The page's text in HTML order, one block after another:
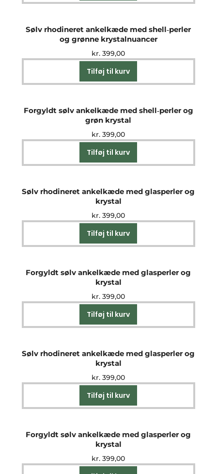
Sølv rhodineret ankelkæde med shell‑perler
og grønne krystalnuancer
kr. 399,00
Tilføj til kurv
Forgyldt sølv ankelkæde med shell‑perler og
grøn krystal
kr. 399,00
Tilføj til kurv
Sølv rhodineret ankelkæde med glasperler og
krystal
kr. 399,00
Tilføj til kurv
Forgyldt sølv ankelkæde med glasperler og
krystal
kr. 399,00
Tilføj til kurv
Sølv rhodineret ankelkæde med glasperler og
krystal
kr. 399,00
Tilføj til kurv
Forgyldt sølv ankelkæde med glasperler og
krystal
kr. 399,00